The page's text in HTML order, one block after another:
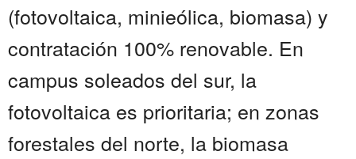
(fotovoltaica, minieólica, biomasa) y
contratación 100% renovable. En
campus soleados del sur, la
fotovoltaica es prioritaria; en zonas
forestales del norte, la biomasa